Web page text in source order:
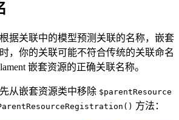
据关联中的模型预测关联的名称，嵌套
，你的关联可能不符合传统的关联命名
嵌套资源的正确关联名称。
从嵌套资源类中移除 $parentResource
方法：